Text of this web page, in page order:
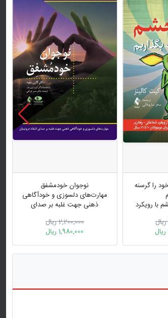
را گرسنه
با رویکرد
نوجوان خودمشفق
مهارت‌های دلسوزی و خودآگاهی
ذهنی جهت غلبه بر صدای
2,200,000 ریال
1,980,000 ریال